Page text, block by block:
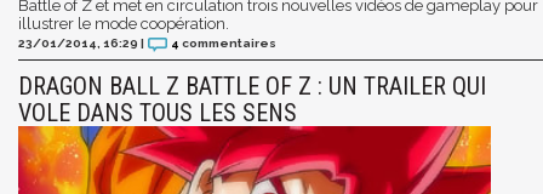
Battle of Z et met en circulation trois nouvelles vidéos de gameplay pour
illustrer le mode coopération.
23/01/2014, 16:29 4 commentaires
DRAGON BALL Z BATTLE OF Z : UN TRAILER QUI
VOLE DANS TOUS LES SENS